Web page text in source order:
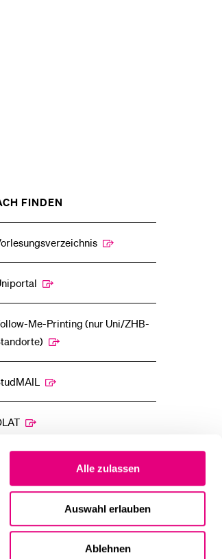
Alle zulassen
Auswahl erlauben
Ablehnen
FINDEN
%1$S
UNTERMENÜ
Me-Printing­ ­(nur Uni/ZHB-